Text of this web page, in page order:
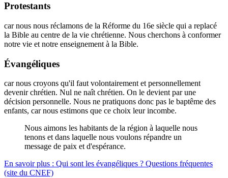
Protestants
car nous nous réclamons de la Réforme du 16e siècle qui a replacé
la Bible au centre de la vie chrétienne. Nous cherchons à conformer
notre vie et notre enseignement à la Bible.
Évangéliques
car nous croyons qu'il faut volontairement et personnellement
devenir chrétien. Nul ne naît chrétien. On le devient par une
décision personnelle. Nous ne pratiquons donc pas le baptême des
enfants, car nous estimons que ce choix leur incombe.
Nous aimons les habitants de la région à laquelle nous
tenons et dans laquelle nous voulons répandre un
message de paix et d'espérance.
En savoir plus : Qui sont les évangéliques ? Questions fréquentes
(site du CNEF)